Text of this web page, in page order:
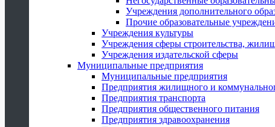
Учреждения дополнительного
Прочие образовательные
Учреждения культуры
Учреждения сферы строительства,
Учреждения издательской сферы
Муниципальные предприятия
Муниципальные предприятия
Предприятия жилищного и
Предприятия транспорта
Предприятия общественного питания
Предприятия здравоохранения